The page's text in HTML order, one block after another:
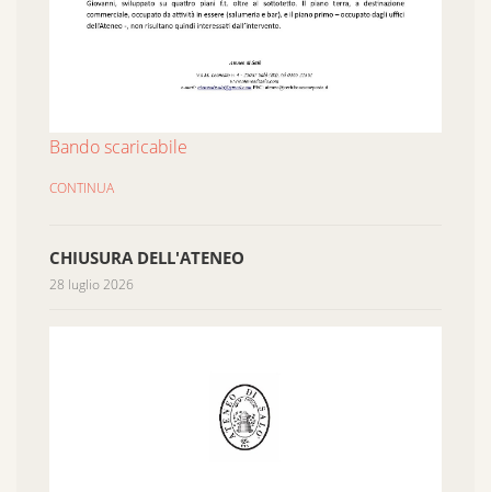
Bando scaricabile
CONTINUA
CHIUSURA DELL'ATENEO
28 luglio 2026